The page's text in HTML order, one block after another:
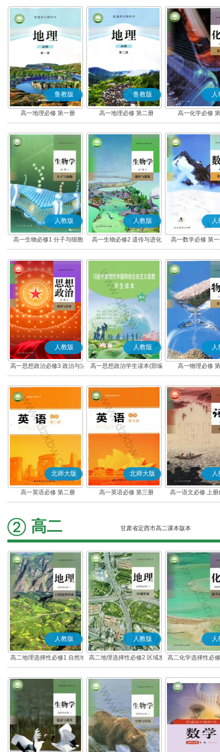
鲁教版
高一地理必修 第一册
鲁教版
高一地理必修 第二册
人
高一化学必修
人教版
高一生物必修1 分子与细胞
人教版
高一生物必修2 遗传与进化
人
高一数学必修 第
人教版
高一思想政治必修3 政治与法
治(部编版)
人教版
高一思想政治学生读本(部编
版)
人
高一物理必修
北师大版
高一英语必修 第二册
北师大版
高一英语必修 第三册
人
高一语文必修 上
高二 甘肃省定西市高二课本版本
人教版
高二地理选择性必修1 自然地
理基础
人教版
高二地理选择性必修2 区域发
展
人
高二化学选择性必
应原理